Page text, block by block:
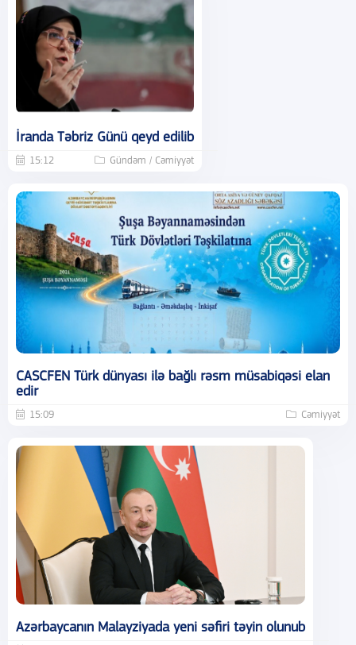
İranda Təbriz Günü qeyd edilib
15:12 Gündəm / Cəmiyyət
CASCFEN Türk dünyası ilə bağlı rəsm müsabiqəsi elan
edir
15:09 Cəmiyyət
Azərbaycanın Malayziyada yeni səfiri təyin olunub